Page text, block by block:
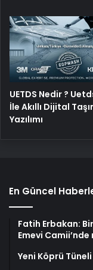
UETDS Nedir ?
İle Akıllı Dijital
Yazılımı
En Güncel
Fatih Erbakan:
Emevi Camii’nde
Yeni Köprü